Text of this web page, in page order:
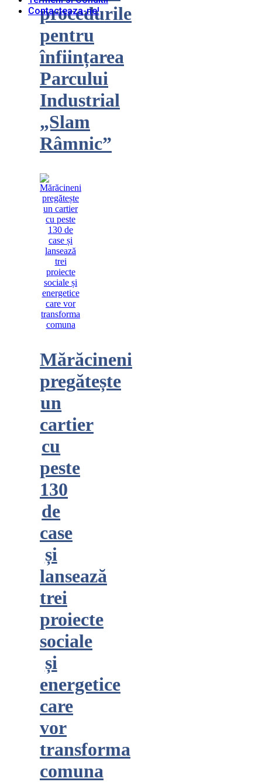
procedurile
pentru
înființarea
Parcului
Industrial
„Slam
Râmnic”
Mărăcineni
pregătește
un
cartier
cu
peste
130
de
case
și
lansează
trei
proiecte
sociale
și
energetice
care
vor
transforma
comuna
Contacteaza-ne!